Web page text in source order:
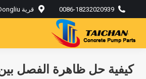
0086-18232020939 قرية Dongliu, يانشان تاون
كيفية حل ظاهرة الفصل